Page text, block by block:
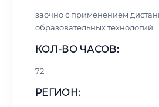
заочно с применением
образовательных технологий
КОЛ-ВО ЧАСОВ:
72
РЕГИОН: